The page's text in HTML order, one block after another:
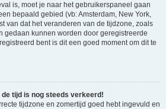
is, moet je naar het gebruikerspaneel gaan
bepaald gebied (vb: Amsterdam, New York,
van dat het veranderen van de tijdzone, zoals
gedaan kunnen worden door geregistreerde
bent is dit een goed moment om dit te
de tijd is nog steeds verkeerd!
tijdzone en zomertijd goed hebt ingevuld en